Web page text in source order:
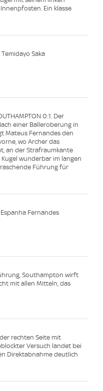
Ein klasse
Saka
0:1. Der
einer Balleroberung in
Mateus Fernandes den
wo Archer das
an der Strafraumkante
wunderbar im langen
Führung für
Fernandes
Southampton wirft
mit allen Mitteln, das
rechten Seite mit
Versuch landet bei
Direktabnahme deutlich